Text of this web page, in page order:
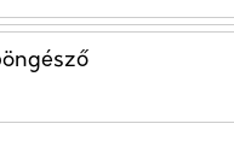
helyen jelenjenek
kísérése és